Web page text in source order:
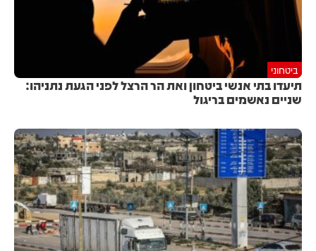
ביטחוני
תיעדו בתי אנשי ביטחון ואת הר הרצל לפני הגעת נתניהו:
שניים נאשמים בריגול